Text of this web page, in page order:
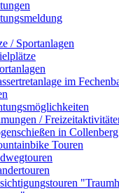
/ Sportanlagen
im
/
in
Touren